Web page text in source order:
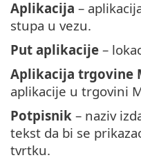
Aplikacija –
stupa u vezu.
Put aplikacije –
Aplikacija trgovine
aplikacije u trgovini
Potpisnik – naziv
tekst da bi se
tvrtku.